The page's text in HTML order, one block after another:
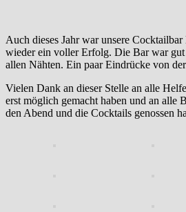
Auch dieses Jahr war unsere
wieder ein voller Erfolg. Die Bar war gut
allen Nähten. Ein paar Eindrücke von
Vielen Dank an dieser Stelle an alle
erst möglich gemacht haben und an alle
den Abend und die Cocktails genossen